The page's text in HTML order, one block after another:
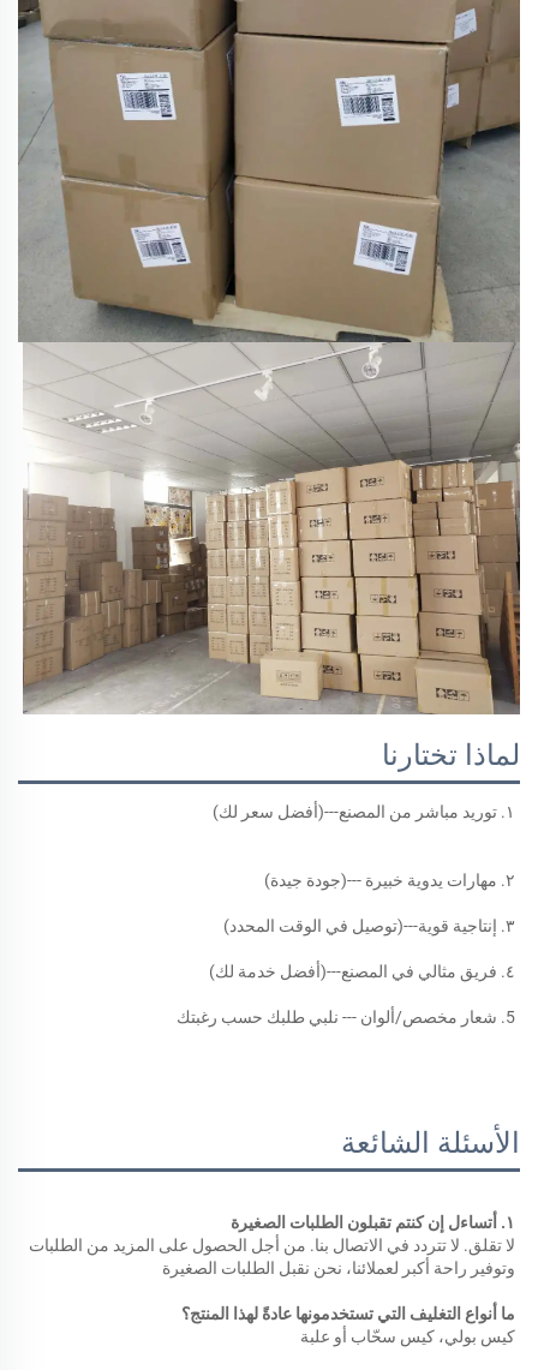
لماذا تختارنا
١. توريد مباشر من المصنع---(أفضل سعر لك)
٢. مهارات يدوية خبيرة ---(جودة جيدة)
٣. إنتاجية قوية---(توصيل في الوقت المحدد)
٤. فريق مثالي في المصنع---(أفضل خدمة لك)
5. شعار مخصص/ألوان --- نلبي طلبك حسب رغبتك
الأسئلة الشائعة
١. أتساءل إن كنتم تقبلون الطلبات الصغيرة
وتوفير راحة أكبر لعملائنا، نحن نقبل الطلبات الصغيرة
ما أنواع التغليف التي تستخدمونها عادةً لهذا المنتج؟
كيس بولي، كيس سحّاب أو علبة